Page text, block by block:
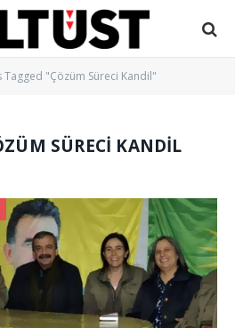
Tagged "Çözüm Süreci Kandil"
SÜRECI KANDIL